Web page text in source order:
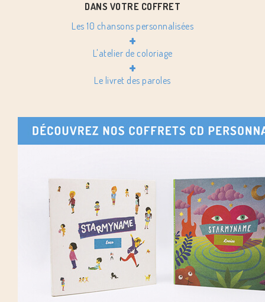
DANS VOTRE COFFRET
Les 10 chansons personnalisées
+
L'atelier de coloriage
+
Le livret des paroles